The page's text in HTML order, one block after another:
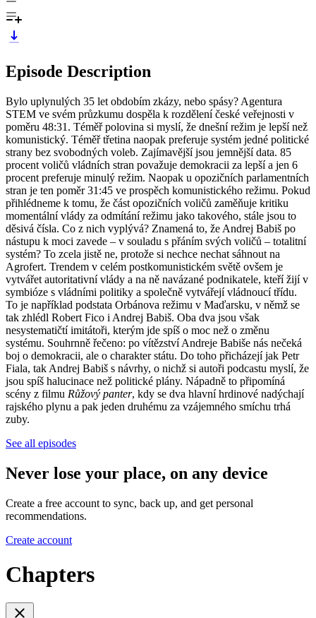
Episode Description
Bylo uplynulých 35 let obdobím zkázy, nebo spásy? Agentura
STEM ve svém průzkumu dospěla k rozdělení české veřejnosti v
poměru 48:31. Téměř polovina si myslí, že dnešní režim je lepší než
komunistický. Téměř třetina naopak preferuje systém jedné politické
strany bez svobodných voleb. Zajímavější jsou jemnější data. 85
procent voličů vládních stran považuje demokracii za lepší a jen 6
procent preferuje minulý režim. Naopak u opozičních parlamentních
stran je ten poměr 31:45 ve prospěch komunistického režimu. Pokud
přihlédneme k tomu, že část opozičních voličů zaměňuje kritiku
momentální vlády za odmítání režimu jako takového, stále jsou to
děsivá čísla. Co z nich vyplývá? Znamená to, že Andrej Babiš po
nástupu k moci zavede – v souladu s přáním svých voličů – totalitní
systém? To zcela jistě ne, protože si nechce nechat sáhnout na
Agrofert. Trendem v celém postkomunistickém světě ovšem je
vytvářet autoritativní vlády a na ně navázané podnikatele, kteří žijí v
symbióze s vládními politiky a společně vytvářejí vládnoucí třídu.
To je například podstata Orbánova režimu v Maďarsku, v němž se
tak zhlédl Robert Fico i Andrej Babiš. Oba dva jsou však
nesystematičtí imitátoři, kterým jde spíš o moc než o změnu
systému. Souhrnně řečeno: po vítězství Andreje Babiše nás nečeká
boj o demokracii, ale o charakter státu. Do toho přicházejí jak Petr
Fiala, tak Andrej Babiš s návrhy, o nichž si autoři podcastu myslí, že
jsou spíš halucinace než politické plány. Nápadně to připomíná
scény z filmu Růžový panter, kdy se dva hlavní hrdinové nadýchají
rajského plynu a pak jeden druhému za vzájemného smíchu trhá
zuby.
See all episodes
Never lose your place, on any device
Create a free account to sync, back up, and get personal
recommendations.
Create account
Chapters